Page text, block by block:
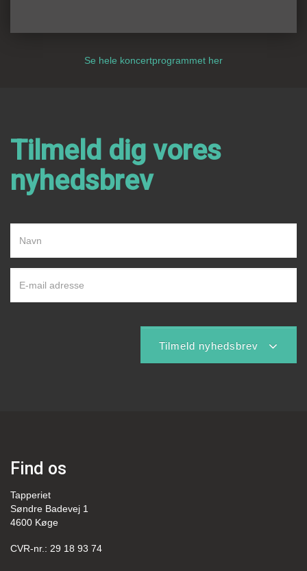
Se hele koncertprogrammet her
Tilmeld dig vores
nyhedsbrev
Tilmeld nyhedsbrev
Find os
Tapperiet
Søndre Badevej 1
4600 Køge
CVR-nr.: 29 18 93 74